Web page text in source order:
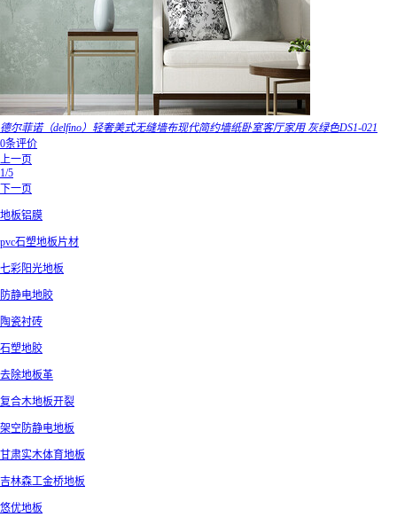
德尔菲诺（delfino）轻奢美式无缝墙布现代简约墙纸卧室客厅家用 灰绿色DS1-021
0条评价
上一页
1/5
下一页
地板铝膜
pvc石塑地板片材
七彩阳光地板
防静电地胶
陶瓷衬砖
石塑地胶
去除地板革
复合木地板开裂
架空防静电地板
甘肃实木体育地板
吉林森工金桥地板
悠优地板